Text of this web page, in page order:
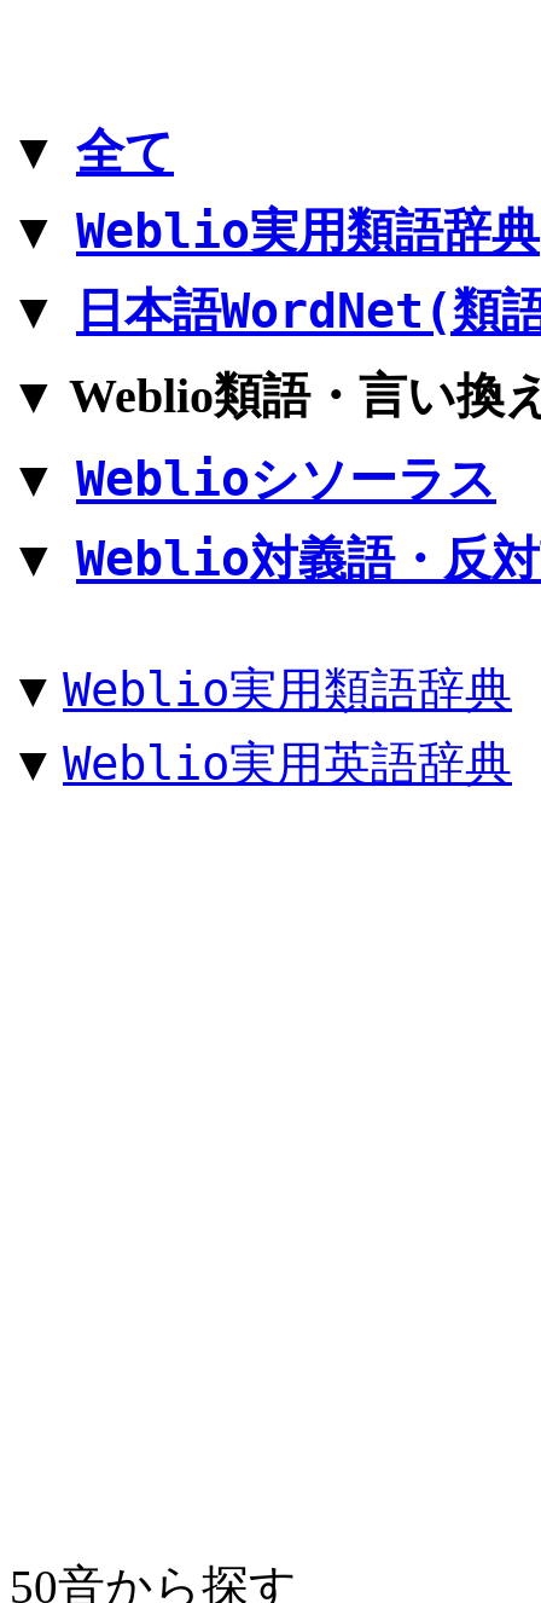
▼ 全て
▼ Weblio実用類語辞典
▼ 日本語WordNet(類
▼ Weblio類語・言い換
▼ Weblioシソーラス
▼ Weblio対義語・反
▼ Weblio実用類語辞典
▼ Weblio実用英語辞典
50音から探す